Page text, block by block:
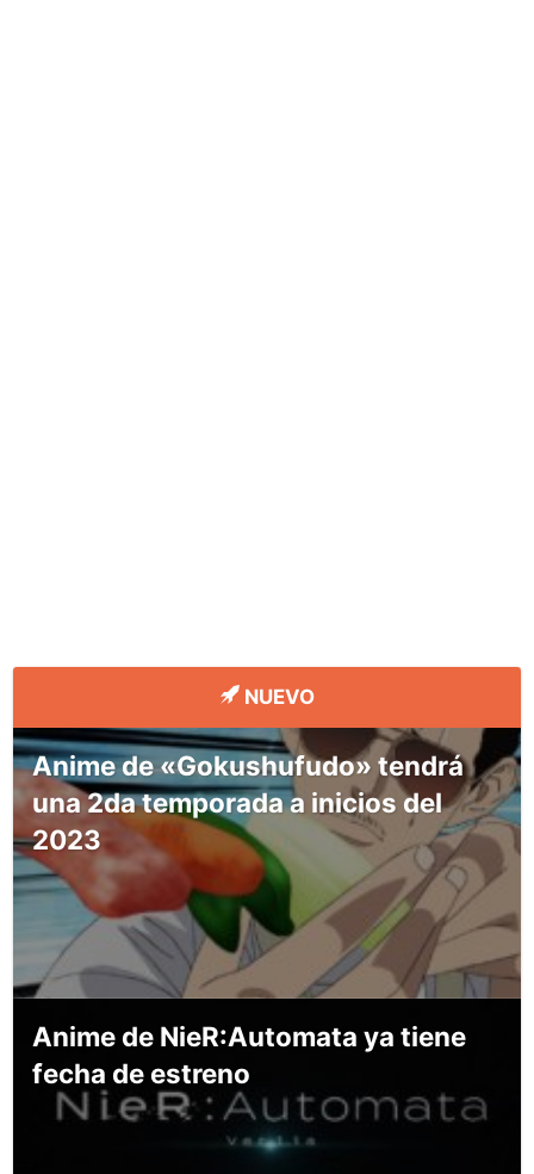
NUEVO
Anime de «Gokushufudo» tendrá
una 2da temporada a inicios del
2023
Anime de NieR:Automata ya tiene
fecha de estreno